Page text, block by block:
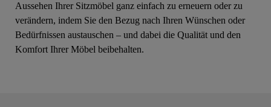
Aussehen Ihrer Sitzmöbel ganz einfach zu erneuern oder zu
verändern, indem Sie den Bezug nach Ihren Wünschen oder
Bedürfnissen austauschen – und dabei die Qualität und den
Komfort Ihrer Möbel beibehalten.